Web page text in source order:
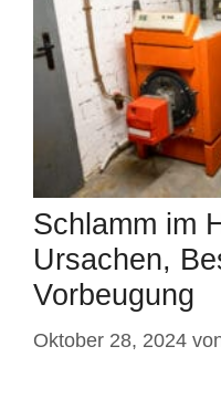
Schlamm im
Ursachen,
Vorbeugung
Oktober 28, 2024